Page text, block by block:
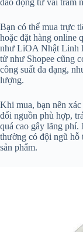
Bạn có thể mua trực
hoặc đặt hàng online
như LiOA Nhật Linh
tử như Shopee cũng
công suất đa dạng,
lượng.
Khi mua, bạn nên
đổi nguồn phù hợp,
quá cao gây lãng phí.
thường có đội ngũ hỗ
sản phẩm.